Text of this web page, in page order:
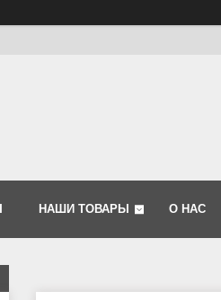
НАШИ ТОВАРЫ О НАС